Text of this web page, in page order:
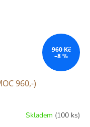
960 Kč
–8 %
960,-)
Skladem (100 ks)